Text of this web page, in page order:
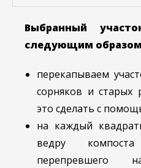
Выбранный
следующим
перекапываем
сорняков и старых
это сделать с
на каждый
ведру
перепревшего